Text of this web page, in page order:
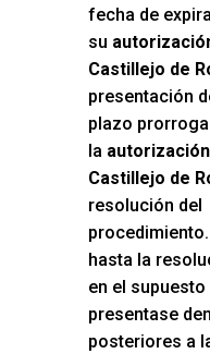
fecha de
su
Castillejo de
presentación
plazo
la
Castillejo de
resolución del
hasta la
en el
presentase
posteriores a